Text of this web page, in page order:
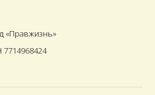
«Правжизнь»